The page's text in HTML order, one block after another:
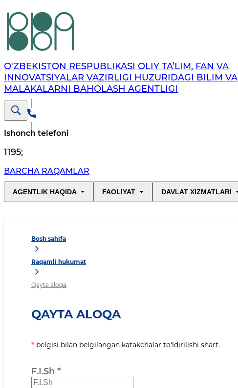
O'ZBEKISTON RESPUBLIKASI OLIY TA’LIM, FAN VA
INNOVATSIYALAR VAZIRLIGI HUZURIDAGI BILIM VA
MALAKALARNI BAHOLASH AGENTLIGI
Ishonch telefoni
1195;
BARCHA RAQAMLAR
AGENTLIK HAQIDA FAOLIYAT DAVLAT XIZMATLARI
Bosh sahifa
Raqamli hukumat
Qayta aloqa
QAYTA ALOQA
* belgisi bilan belgilangan katakchalar to‘ldirilishi shart.
F.I.Sh *